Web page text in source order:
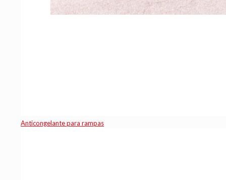
Anticongelante para rampas